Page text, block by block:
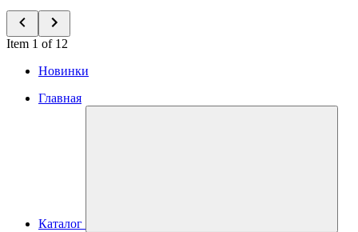
Item 1 of 12
Новинки
Главная
Каталог